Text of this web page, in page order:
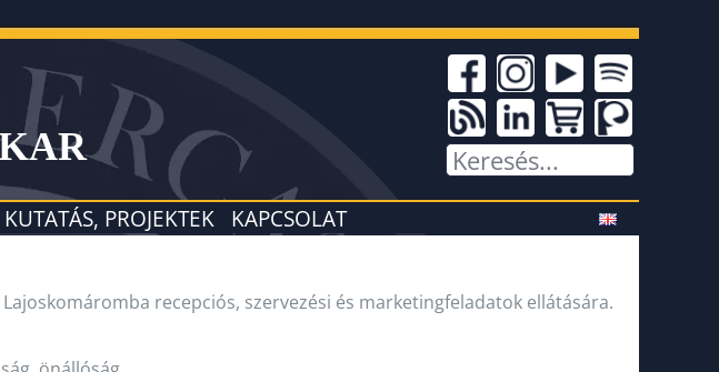
KUTATÁS, PROJEKTEK KAPCSOLAT
recepciós, szervezési és marketingfeladatok ellátására.